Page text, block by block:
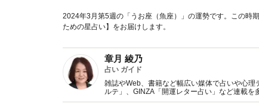
2024年3月第5週の「うお座（魚座）」の運勢です。この時
ための星占い】をお届けします。
章月 綾乃
占い ガイド
雑誌やWeb、書籍など幅広い媒体で占いや心
ルテ」、GINZA「開運レター占い」など連載
い、しぐさや言葉グセの研究など守備範囲は広